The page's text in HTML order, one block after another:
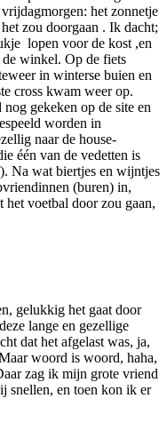
het zonnetje
zou doorgaan . Ik dacht;
lopen voor de kost ,en
winkel. Op de fiets
in winterse buien en
cross kwam weer op.
gekeken op de site en
worden in
naar de house-
één van de vedetten is
Na wat biertjes en wijntjes
(buren) in,
het voetbal door zou gaan,
gelukkig het gaat door
lange en gezellige
dat het afgelast was, ja,
woord is woord, haha,
zag ik mijn grote vriend
snellen, en toen kon ik er